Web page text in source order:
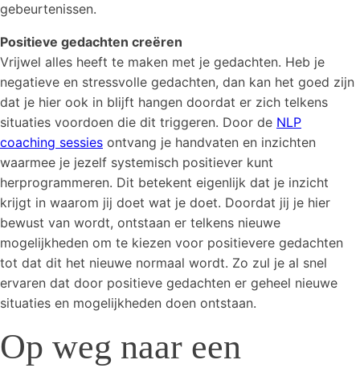
gebeurtenissen.
Positieve gedachten creëren
Vrijwel alles heeft te maken met je gedachten. Heb je
negatieve en stressvolle gedachten, dan kan het goed zijn
dat je hier ook in blijft hangen doordat er zich telkens
situaties voordoen die dit triggeren. Door de NLP
coaching sessies ontvang je handvaten en inzichten
waarmee je jezelf systemisch positiever kunt
herprogrammeren. Dit betekent eigenlijk dat je inzicht
krijgt in waarom jij doet wat je doet. Doordat jij je hier
bewust van wordt, ontstaan er telkens nieuwe
mogelijkheden om te kiezen voor positievere gedachten
tot dat dit het nieuwe normaal wordt. Zo zul je al snel
ervaren dat door positieve gedachten er geheel nieuwe
situaties en mogelijkheden doen ontstaan.
Op weg naar een